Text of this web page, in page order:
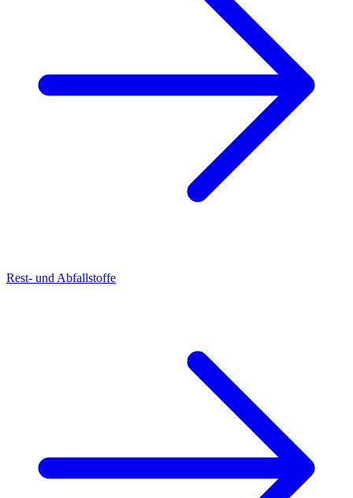
Rest- und Abfallstoffe